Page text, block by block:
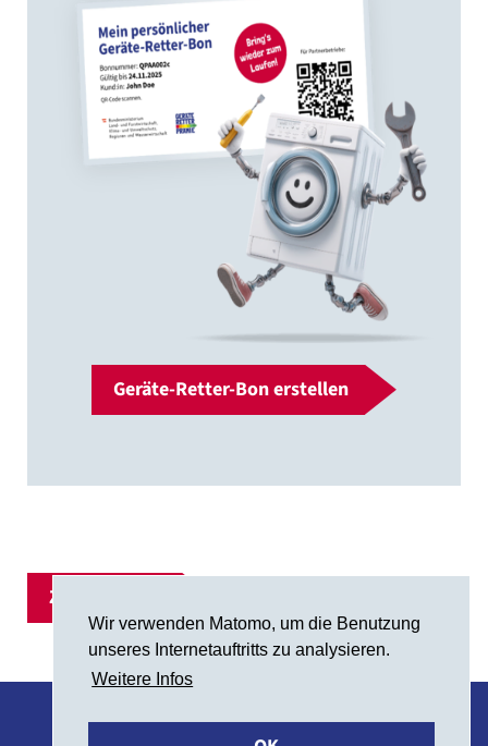
Wir verwenden Matomo, um die Benutzung
unseres Internetauftritts zu analysieren.
Weitere Infos
Geräte-Retter-Bon erstellen
Zur Übersicht
Impressum Datenschutzerklärung